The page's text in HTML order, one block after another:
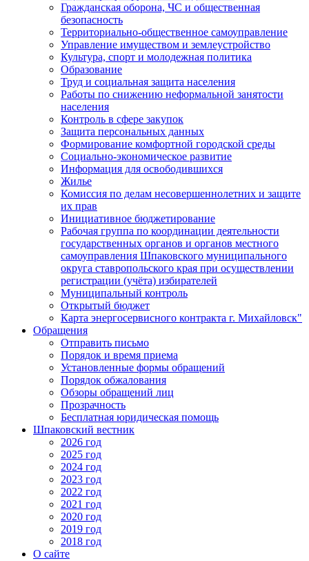
Гражданская оборона, ЧС и общественная
безопасность
Территориально-общественное самоуправление
Управление имуществом и землеустройство
Культура, спорт и молодежная политика
Образование
Труд и социальная защита населения
Работы по снижению неформальной занятости
населения
Контроль в сфере закупок
Защита персональных данных
Формирование комфортной городской среды
Социально-экономическое развитие
Информация для освободившихся
Жилье
Комиссия по делам несовершеннолетних и защите
их прав
Инициативное бюджетирование
Рабочая группа по координации деятельности
государственных органов и органов местного
самоуправления Шпаковского муниципального
округа ставропольского края при осуществлении
регистрации (учёта) избирателей
Муниципальный контроль
Открытый бюджет
Карта энергосервисного контракта г. Михайловск"
Обращения
Отправить письмо
Порядок и время приема
Установленные формы обращений
Порядок обжалования
Обзоры обращений лиц
Прозрачность
Бесплатная юридическая помощь
Шпаковский вестник
2026 год
2025 год
2024 год
2023 год
2022 год
2021 год
2020 год
2019 год
2018 год
О сайте